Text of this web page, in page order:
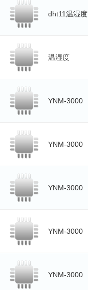
dht11温湿度
温湿度
YNM-3000
YNM-3000
YNM-3000
YNM-3000
YNM-3000